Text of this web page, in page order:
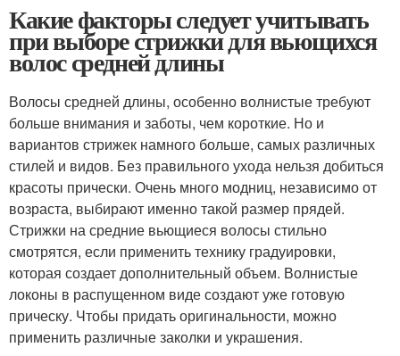
Какие факторы следует учитывать
при выборе стрижки для вьющихся
волос средней длины
Волосы средней длины, особенно волнистые требуют
больше внимания и заботы, чем короткие. Но и
вариантов стрижек намного больше, самых различных
стилей и видов. Без правильного ухода нельзя добиться
красоты прически. Очень много модниц, независимо от
возраста, выбирают именно такой размер прядей.
Стрижки на средние вьющиеся волосы стильно
смотрятся, если применить технику градуировки,
которая создает дополнительный объем. Волнистые
локоны в распущенном виде создают уже готовую
прическу. Чтобы придать оригинальности, можно
применить различные заколки и украшения.